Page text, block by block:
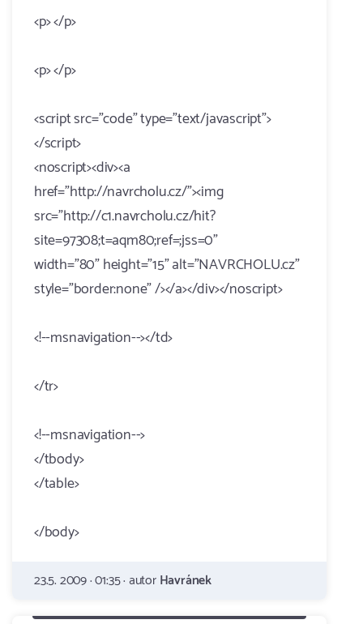
<p> </p>
<p> </p>
<script src="code" type="text/javascript">
</script>
<noscript><div><a
href="http://navrcholu.cz/"><img
src="http://c1.navrcholu.cz/hit?
site=97308;t=aqm80;ref=;jss=0"
width="80" height="15" alt="NAVRCHOLU.cz"
style="border:none" /></a></div></noscript>
<!--msnavigation--></td>
</tr>
<!--msnavigation-->
</tbody>
</table>
</body>
23.5. 2009 · 01:35 · autorHavránek